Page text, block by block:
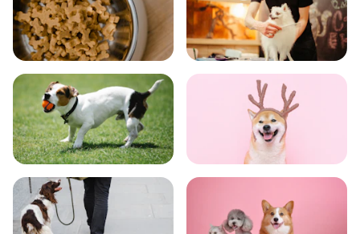
食事 お手入れ
トレーニング グッズ